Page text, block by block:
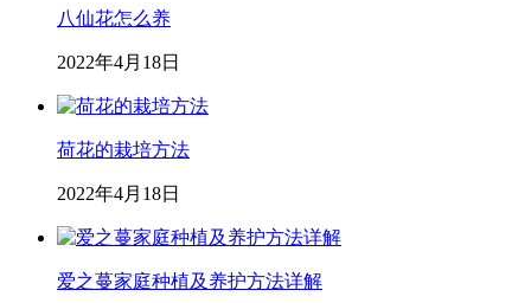
八仙花怎么养
2022年4月18日
荷花的栽培方法
2022年4月18日
爱之蔓家庭种植及养护方法详解